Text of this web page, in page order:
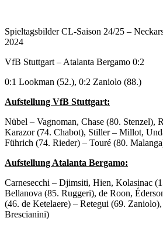
Spieltagsbilder CL-Saison 24/25 –
2024
VfB Stuttgart – Atalanta Bergamo 0:2
0:1 Lookman (52.), 0:2 Zaniolo (88.)
Aufstellung VfB Stuttgart:
Nübel – Vagnoman, Chase (80. Stenzel),
Karazor (74. Chabot), Stiller – Millot,
Führich (74. Rieder) – Touré (80.
Aufstellung Atalanta Bergamo:
Carnesecchi – Djimsiti, Hien, Kolasinac
Bellanova (85. Ruggeri), de Roon,
(46. de Ketelaere) – Retegui (69.
Brescianini)